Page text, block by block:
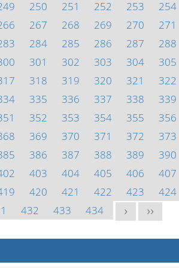
250 251 252 253 254
267 268 269 270 271
284 285 286 287 288
301 302 303 304 305
318 319 320 321 322
335 336 337 338 339
352 353 354 355 356
369 370 371 372 373
386 387 388 389 390
403 404 405 406 407
420 421 422 423 424
432 433 434 > >>